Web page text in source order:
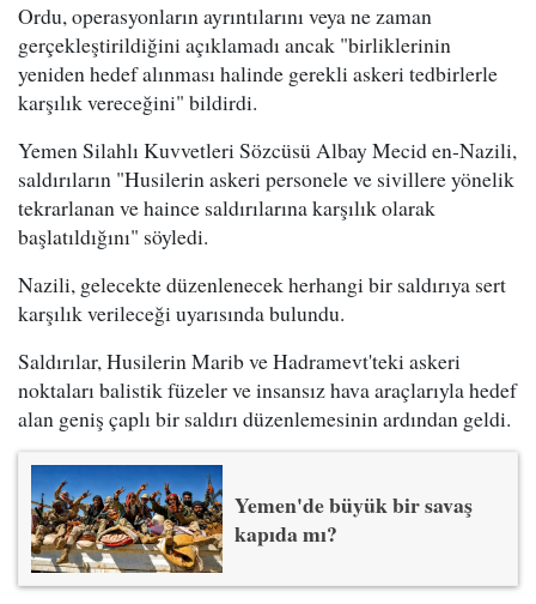
Ordu, operasyonların ayrıntılarını veya ne zaman
gerçekleştirildiğini açıklamadı ancak "birliklerinin
yeniden hedef alınması halinde gerekli askeri tedbirlerle
karşılık vereceğini" bildirdi.
Yemen Silahlı Kuvvetleri Sözcüsü Albay Mecid en-Nazili,
saldırıların "Husilerin askeri personele ve sivillere yönelik
tekrarlanan ve haince saldırılarına karşılık olarak
başlatıldığını" söyledi.
Nazili, gelecekte düzenlenecek herhangi bir saldırıya sert
karşılık verileceği uyarısında bulundu.
Saldırılar, Husilerin Marib ve Hadramevt'teki askeri
noktaları balistik füzeler ve insansız hava araçlarıyla hedef
alan geniş çaplı bir saldırı düzenlemesinin ardından geldi.
Yemen'de büyük bir savaş
kapıda mı?